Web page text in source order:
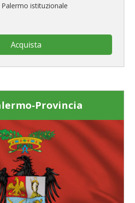
istituzionale
Acquista
Provincia